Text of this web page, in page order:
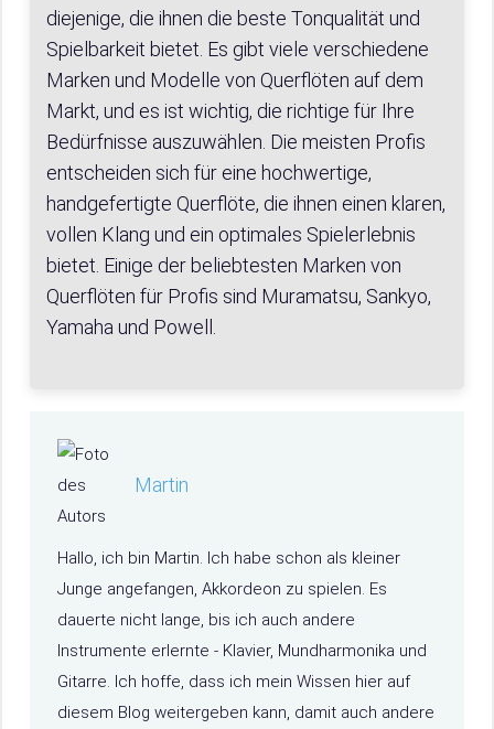
diejenige, die ihnen die beste Tonqualität und
Spielbarkeit bietet. Es gibt viele verschiedene
Marken und Modelle von Querflöten auf dem
Markt, und es ist wichtig, die richtige für Ihre
Bedürfnisse auszuwählen. Die meisten Profis
entscheiden sich für eine hochwertige,
handgefertigte Querflöte, die ihnen einen klaren,
vollen Klang und ein optimales Spielerlebnis
bietet. Einige der beliebtesten Marken von
Querflöten für Profis sind Muramatsu, Sankyo,
Yamaha und Powell.
Martin
Hallo, ich bin Martin. Ich habe schon als kleiner
Junge angefangen, Akkordeon zu spielen. Es
dauerte nicht lange, bis ich auch andere
Instrumente erlernte - Klavier, Mundharmonika und
Gitarre. Ich hoffe, dass ich mein Wissen hier auf
diesem Blog weitergeben kann, damit auch andere